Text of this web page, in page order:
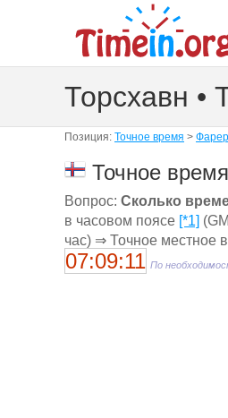
Торсхавн •
Позиция: Точное время >
Точное
Вопрос: Сколько
в часовом поясе [*1]
час) ⇒ Точное местное
07:09:11 По